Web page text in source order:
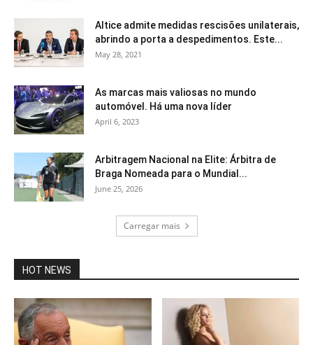
Altice admite medidas rescisões unilaterais,
abrindo a porta a despedimentos. Este...
May 28, 2021
As marcas mais valiosas no mundo
automóvel. Há uma nova líder
April 6, 2023
Arbitragem Nacional na Elite: Árbitra de
Braga Nomeada para o Mundial...
June 25, 2026
Carregar mais
HOT NEWS